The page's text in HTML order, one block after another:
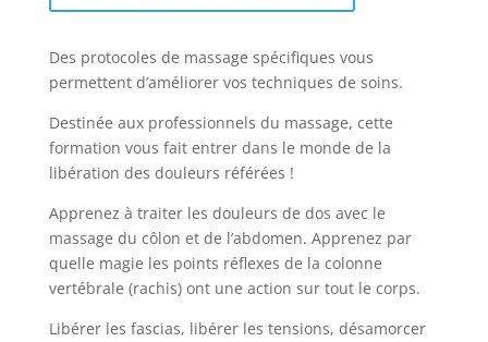
Des protocoles de massage spécifiques vous
permettent d’améliorer vos techniques de soins.
Destinée aux professionnels du massage, cette
formation vous fait entrer dans le monde de la
libération des douleurs référées !
Apprenez à traiter les douleurs de dos avec le
massage du côlon et de l’abdomen. Apprenez par
quelle magie les points réflexes de la colonne
vertébrale (rachis) ont une action sur tout le corps.
Libérer les fascias, libérer les tensions, désamorcer